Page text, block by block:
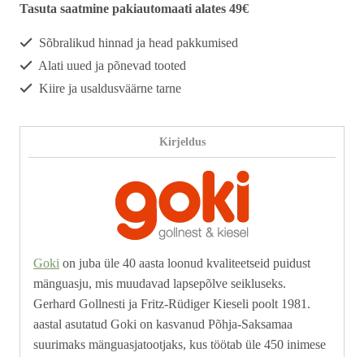
Tasuta saatmine pakiautomaati alates 49€
Sõbralikud hinnad ja head pakkumised
Alati uued ja põnevad tooted
Kiire ja usaldusväärne tarne
Kirjeldus
Goki on juba üle 40 aasta loonud kvaliteetseid puidust
mänguasju, mis muudavad lapsepõlve seikluseks.
Gerhard Gollnesti ja Fritz-Rüdiger Kieseli poolt 1981.
aastal asutatud Goki on kasvanud Põhja-Saksamaa
suurimaks mänguasjatootjaks, kus töötab üle 450 inimese